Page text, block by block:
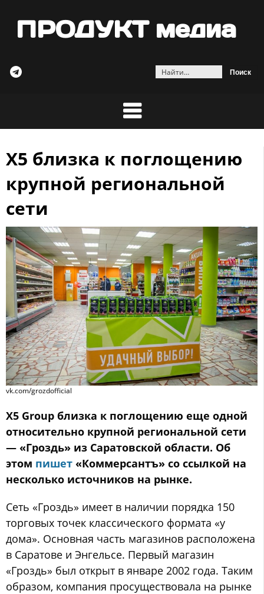
ПРОДУКТ медиа
Найти:
Skip
content
Х5 близка к поглощению
крупной региональной
сети
vk.com/grozdofficial
X5 Group близка к поглощению еще одной
относительно крупной региональной сети
— «Гроздь» из Саратовской области. Об
этом пишет «Коммерсантъ» со ссылкой на
несколько источников на рынке.
Сеть «Гроздь» имеет в наличии порядка 150
торговых точек классического формата «у
дома». Основная часть магазинов расположена
в Саратове и Энгельсе. Первый магазин
«Гроздь» был открыт в январе 2002 года. Таким
образом, компания просуществовала на рынке